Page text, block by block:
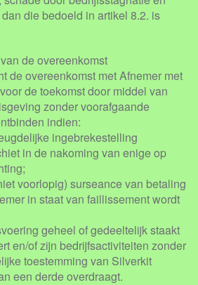
die bedoeld in artikel 8.2. is
de overeenkomst
de overeenkomst met Afnemer met
de toekomst door middel van
zonder voorafgaande
indien:
ingebrekestelling
in de nakoming van enige op
voorlopig) surseance van betaling
in staat van faillissement wordt
geheel of gedeeltelijk staakt
en/of zijn bedrijfsactiviteiten zonder
toestemming van Silverkit
een derde overdraagt.